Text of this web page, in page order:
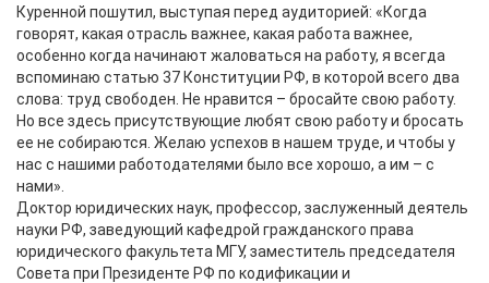
Куренной пошутил, выступая перед аудиторией: «Когда
говорят, какая отрасль важнее, какая работа важнее,
особенно когда начинают жаловаться на работу, я всегда
вспоминаю статью 37 Конституции РФ, в которой всего два
слова: труд свободен. Не нравится – бросайте свою работу.
Но все здесь присутствующие любят свою работу и бросать
ее не собираются. Желаю успехов в нашем труде, и чтобы у
нас с нашими работодателями было все хорошо, а им – с
нами».
Доктор юридических наук, профессор, заслуженный деятель
науки РФ, заведующий кафедрой гражданского права
юридического факультета МГУ, заместитель председателя
Совета при Президенте РФ по кодификации и